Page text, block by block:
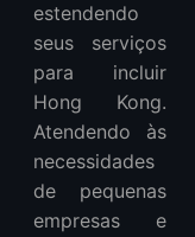
estendendo
seus serviços
para incluir
Hong Kong.
Atendendo às
necessidades
de pequenas
empresas e